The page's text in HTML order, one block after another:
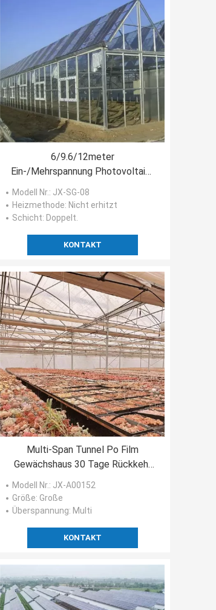
6/9.6/12meter
Ein-/Mehrspannung Photovoltaik-
Gewächshäuser für Land
Modell Nr.: JX-SG-08
Heizmethode: Nicht erhitzt
Schicht: Doppelt.
KONTAKT
Multi-Span Tunnel Po Film
Gewächshaus 30 Tage Rückkehr
Rückerstattungen US-Währung
Gewächshaus
Modell Nr.: JX-A00152
Größe: Große
Überspannung: Multi
KONTAKT